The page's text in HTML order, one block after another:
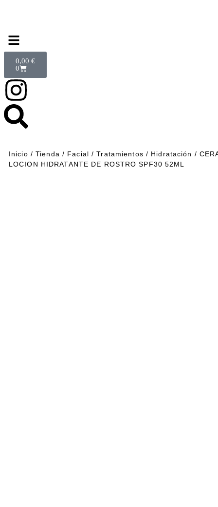
0,00 €
0
Inicio /Tienda / Facial /Tratamientos / Hidratación /
LOCION HIDRATANTE DE ROSTRO SPF30 52ML